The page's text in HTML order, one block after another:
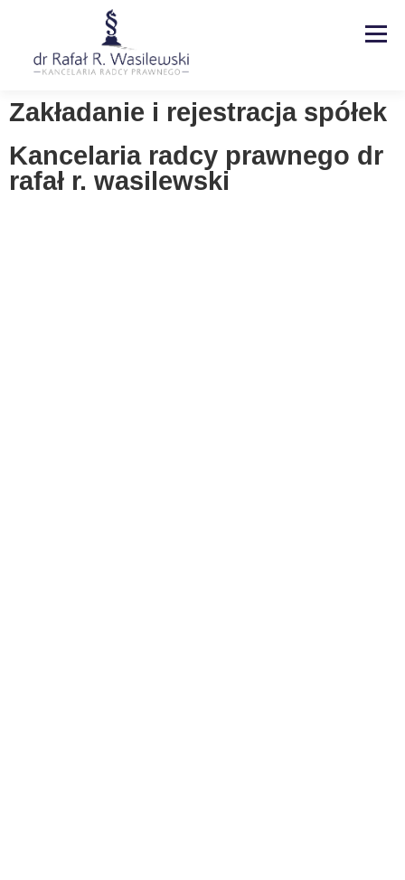
Menu
Strona główna Kancelaria
Specjalizacje Usługi
Zakładanie i rejestracja spółek
Kancelaria radcy prawnego dr
rafał r. wasilewski